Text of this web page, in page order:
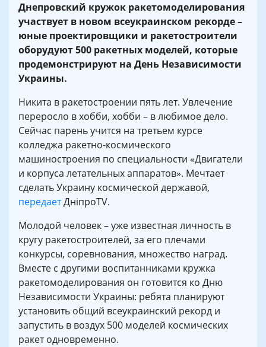
Днепровский кружок ракетомоделирования
участвует в новом всеукраинском рекорде –
юные проектировщики и ракетостроители
оборудуют 500 ракетных моделей, которые
продемонстрируют на День Независимости
Украины.
Никита в ракетостроении пять лет. Увлечение
переросло в хобби, хобби – в любимое дело.
Сейчас парень учится на третьем курсе
колледжа ракетно-космического
машиностроения по специальности «Двигатели
и корпуса летательных аппаратов». Мечтает
сделать Украину космической державой,
передаетДніпроTV.
Молодой человек – уже известная личность в
кругу ракетостроителей, за его плечами
конкурсы, соревнования, множество наград.
Вместе с другими воспитанниками кружка
ракетомоделирования он готовится ко Дню
Независимости Украины: ребята планируют
установить общий всеукраинский рекорд и
запустить в воздух 500 моделей космических
ракет одновременно.